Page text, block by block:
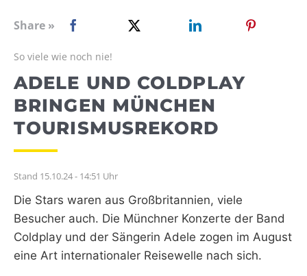
WEBRADIO
Share »
So viele wie noch nie!
ADELE UND COLDPLAY
BRINGEN MÜNCHEN
TOURISMUSREKORD
Stand 15.10.24 - 14:51 Uhr
Die Stars waren aus Großbritannien, viele
Besucher auch. Die Münchner Konzerte der Band
Coldplay und der Sängerin Adele zogen im August
eine Art internationaler Reisewelle nach sich.